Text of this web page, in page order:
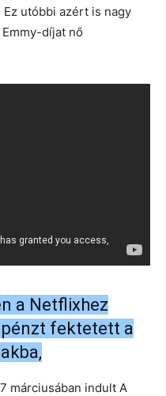
utóbbi azért is nagy
díjat nő
a Netflixhez
fektetett a
márciusában indult A